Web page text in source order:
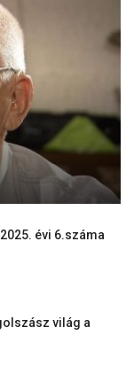
évi 6.száma
világ a